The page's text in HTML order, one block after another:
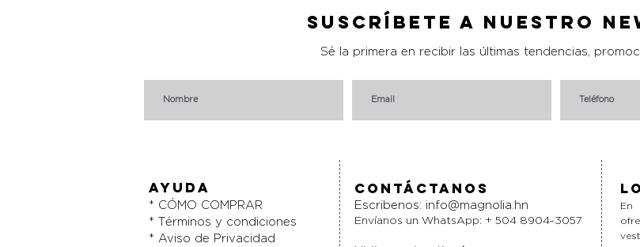
Suscríbete a nuestro
Sé la primera en recibir las últimas tendencias,
AYUDA
* CÓMO COMPRAR
* Términos y condiciones
* Aviso de Privacidad
Contáctanos
Escribenos: info@magnolia.hn
Envíanos un WhatsApp: + 504 8904-3057
En